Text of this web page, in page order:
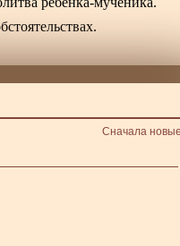
Сначала